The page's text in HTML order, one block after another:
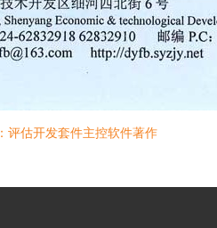
评估开发套件主控软件著作